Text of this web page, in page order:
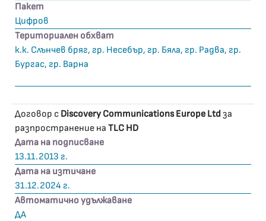
Пакет
Цифров
Териториален обхват
к.к. Слънчев бряг, гр. Несебър, гр. Бяла, гр. Радва, гр.
Бургас, гр. Варна
Договор с Discovery Communications Europe Ltdза
разпространение на TLC HD
Дата на подписване
13.11.2013 г.
Дата на изтичане
31.12.2024 г.
Автоматично удължаване
ДА